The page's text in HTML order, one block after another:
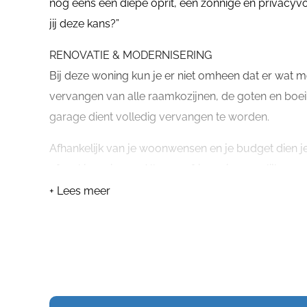
nog eens een diepe oprit, een zonnige en
jij deze kans?”
RENOVATIE & MODERNISERING
Bij deze woning kun je er niet omheen dat er wat
vervangen van alle raamkozijnen, de goten en
garage dient volledig vervangen te worden.
Afhankelijk van je woonwensen en je budget dien
afwerkingsniveau. Alleen opfrissen is mogelijk en
sanitair van het toilet en de badkamer is basis te
Naast de woning ligt een 17 meter lange oprit waar
+ Lees meer